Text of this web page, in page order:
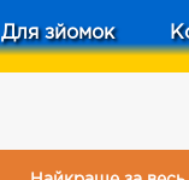
Для зйомок